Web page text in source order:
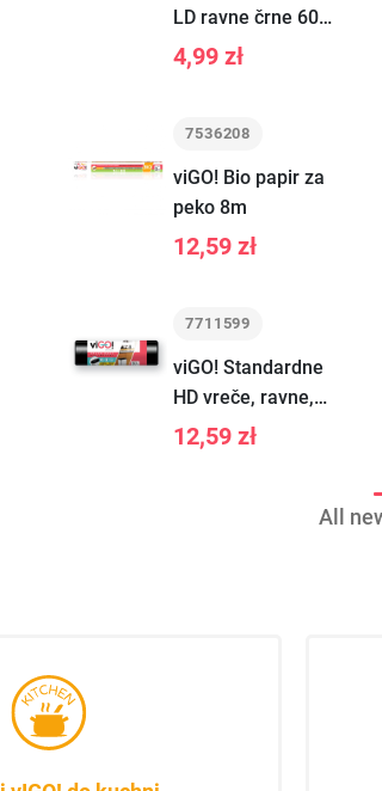
LD ravne črne 60L
10 kosov
4,99 zł
7536208
viGO! Bio papir za
peko 8m
12,59 zł
7711599
viGO! Standardne
HD vreče, ravne,
črne, 60L, 50
kosov
12,59 zł
All